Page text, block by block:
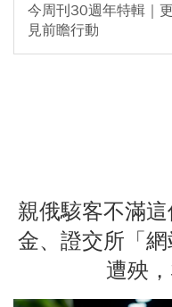
今周刊30週年特輯｜
見前瞻行動
親俄駭客不滿
金、證交所「
遭殃